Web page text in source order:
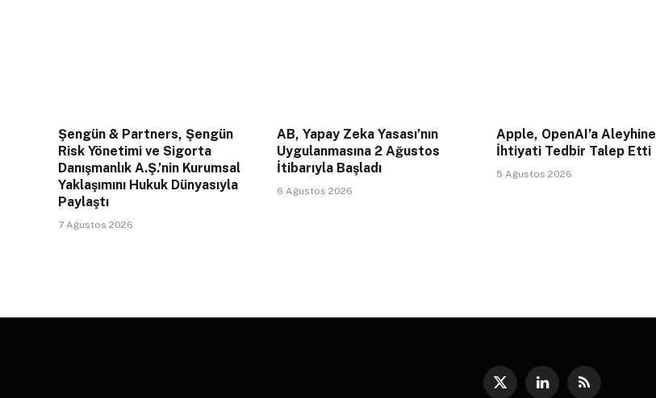
Şengün & Partners, Şengün
Risk Yönetimi ve Sigorta
Danışmanlık A.Ş.’nin Kurumsal
Yaklaşımını Hukuk Dünyasıyla
Paylaştı
7 Ağustos 2026
AB, Yapay Zeka Yasası’nın
Uygulanmasına 2 Ağustos
İtibarıyla Başladı
6 Ağustos 2026
Apple, OpenAI’a Aleyhine
İhtiyati Tedbir Talep Etti
5 Ağustos 2026
X LinkedInRSS